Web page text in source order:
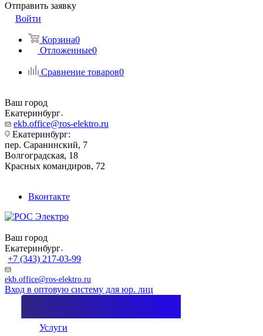
Отправить заявку
Войти
Корзина0
Отложенные0
Сравнение товаров0
Ваш город
Екатеринбург
ekb.office@ros-elektro.ru
Екатеринбург:
пер. Саранинский, 7
Волгоградская, 18
Красных командиров, 72
Вконтакте
Ваш город
Екатеринбург
+7 (343) 217-03-99
ekb.office@ros-elektro.ru
Вход в оптовую систему для юр. лиц
Услуги